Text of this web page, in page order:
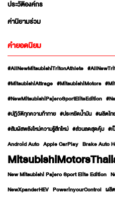
ประวัติองค์กร
ค่านิยามร่วม
คำยอดนิยม
#AllNewMitsubishiTritonAthlete
#MitsubishiAttrage #MitsubishiMotors
#NewMitsubishiPajeroSportEliteEdition
#ปฏิวัติทุกความท้าทาย #ประหยัดน้ำมัน #ผลิตไ
#สัมผัสพลังใหม่ความรู้สึกใหม่ #ส่วนลดสุดคุ้ม #เ
Android Auto Apple CarPlay Brake Auto
New Mitsubishi Pajero Sport Elite Edition
NewXpanderHEV PowerinyourControl ผลิ